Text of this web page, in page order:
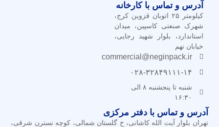
آدرس و تماس با کارخانه
کیلومتر ۲۵ اتوبان قزوین کرج،
شهرک صنعتی کاسپین، میدان
استاندارد، بلوار شهید رجایی،
خیابان نهم
commercial@neginpack.ir
۰۲۸-۳۲۸۴۹۱۱۱-۱۴
شنبه تا پنجشنبه ۸ الی
۱۶:۳۰
آدرس و تماس با دفتر مرکزی
تهران بلوار آیت الله کاشانی، خ گلستان شمالی، کوچه نسترن شرقی،